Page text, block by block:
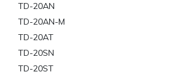
TD-20AN
TD-20AN-M
TD-20AT
TD-20SN
TD-20ST